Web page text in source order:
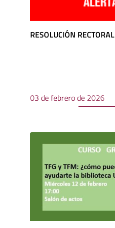
RESOLUCIÓN RECTORAL
03 de febrero de 2026